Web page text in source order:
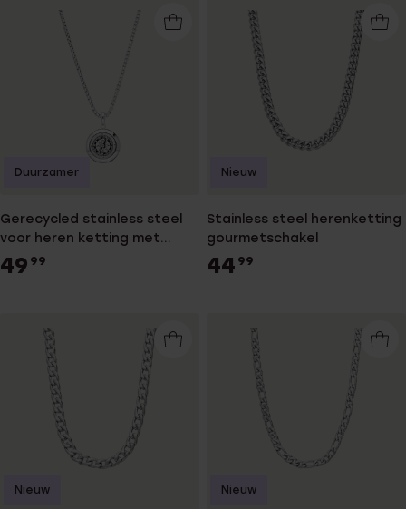
Gerecycled stainless steel
voor heren ketting met
hanger kompas voor heren
49 99
Duurzamer
Stainless steel herenketting
gourmetschakel
44 99
Nieuw
Nieuw Nieuw